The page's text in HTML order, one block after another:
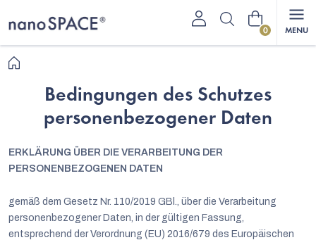
Inhalt
Warenkorb
Bedingungen des Schutzes
personenbezogener Daten
ERKLÄRUNG ÜBER DIE VERARBEITUNG DER
PERSONENBEZOGENEN DATEN
gemäß dem Gesetz Nr. 110/2019 GBl., über die Verarbeitung
personenbezogener Daten, in der gültigen Fassung,
entsprechend der Verordnung (EU) 2016/679 des Europäischen